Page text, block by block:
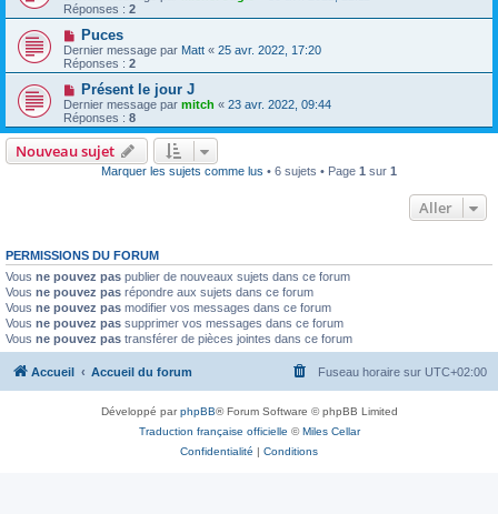
Réponses : 2
Puces
Dernier message par Matt « 25 avr. 2022, 17:20
Réponses : 2
Présent le jour J
Dernier message par mitch « 23 avr. 2022, 09:44
Réponses : 8
Nouveau sujet
Marquer les sujets comme lus • 6 sujets • Page 1 sur 1
Aller
PERMISSIONS DU FORUM
Vous ne pouvez pas publier de nouveaux sujets dans ce forum
Vous ne pouvez pas répondre aux sujets dans ce forum
Vous ne pouvez pas modifier vos messages dans ce forum
Vous ne pouvez pas supprimer vos messages dans ce forum
Vous ne pouvez pas transférer de pièces jointes dans ce forum
Accueil Accueil du forum Fuseau horaire sur UTC+02:00
Développé parphpBB® Forum Software © phpBB Limited
Traduction française officielle ©Miles Cellar
Confidentialité | Conditions